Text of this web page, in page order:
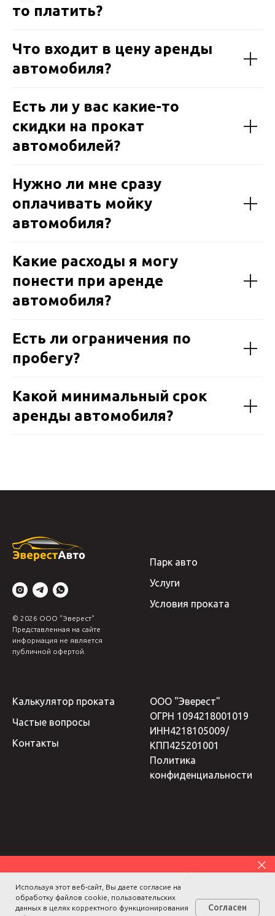
то платить?
Что входит в цену аренды
автомобиля?
Есть ли у вас какие-то
скидки на прокат
автомобилей?
Нужно ли мне сразу
оплачивать мойку
автомобиля?
Какие расходы я могу
понести при аренде
автомобиля?
Есть ли ограничения по
пробегу?
Какой минимальный срок
аренды автомобиля?
© 2026 ООО "Эверест"
Представленная на сайте
информация не является
публичной офертой.
Парк авто
Услуги
Условия проката
Калькулятор проката
Частые вопросы
Контакты
ООО "Эверест"
ОГРН 1094218001019
ИНН4218105009/
КПП425201001
Политика
конфиденциальности
на комиссию
Используя этот веб-сайт, Вы даете согласие на
обработку файлов cookie, пользовательских
данных в целях корректного функционирования
Согласен